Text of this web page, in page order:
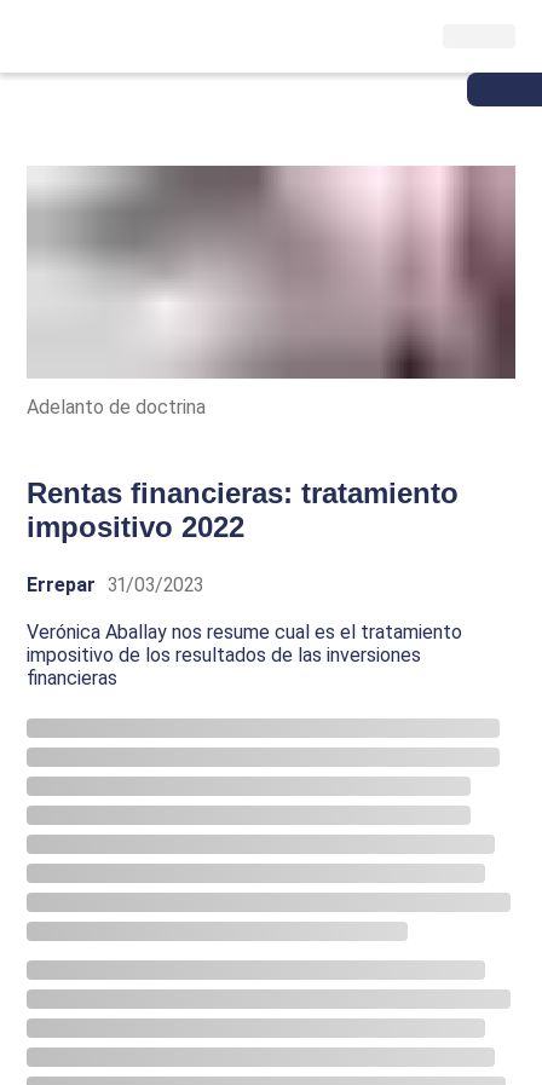
Adelanto de doctrina
Rentas financieras: tratamiento
impositivo 2022
Errepar 31/03/2023
Verónica Aballay nos resume cual es el tratamiento
impositivo de los resultados de las inversiones
financieras